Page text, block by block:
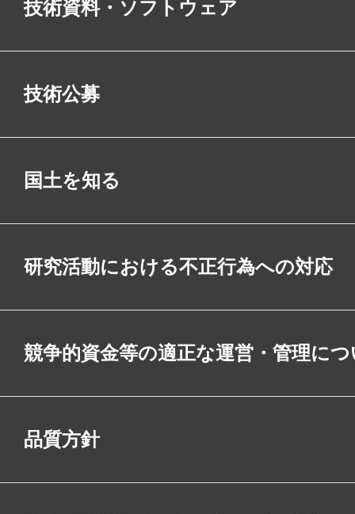
技術資料・ソフトウェア
技術公募
国土を知る
研究活動における不正行為への対応
競争的資金等の適正な運営・管理に
品質方針